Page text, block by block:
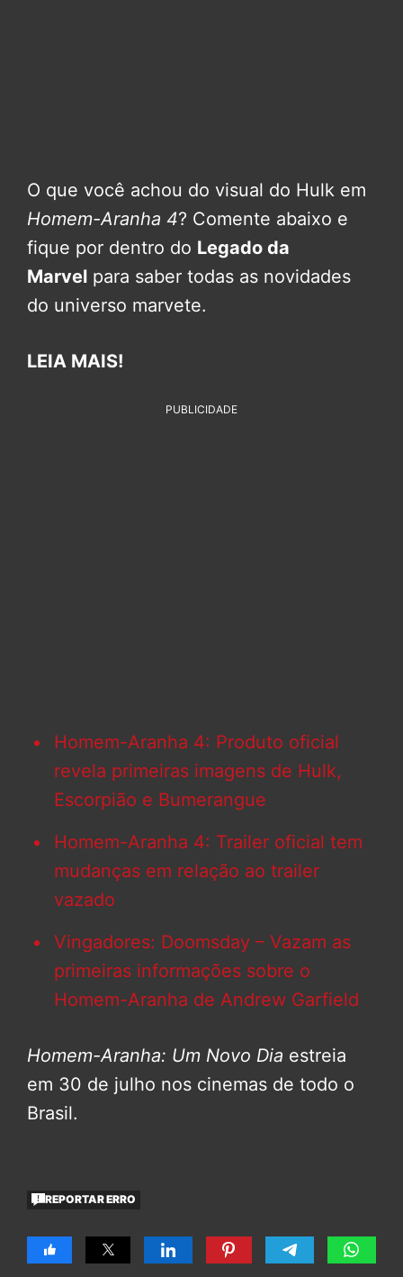
O que você achou do visual do Hulk em
Homem-Aranha 4? Comente abaixo e
fique por dentro do Legado da
Marvel para saber todas as novidades
do universo marvete.
LEIA MAIS!
PUBLICIDADE
Homem-Aranha 4: Produto oficial
revela primeiras imagens de Hulk,
Escorpião e Bumerangue
Homem-Aranha 4: Trailer oficial tem
mudanças em relação ao trailer
vazado
Vingadores: Doomsday – Vazam as
primeiras informações sobre o
Homem-Aranha de Andrew Garfield
Homem-Aranha: Um Novo Dia estreia
em 30 de julho nos cinemas de todo o
Brasil.
REPORTAR ERRO